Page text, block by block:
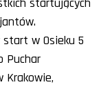
startujących
start w Osieku 5
Puchar
Krakowie,